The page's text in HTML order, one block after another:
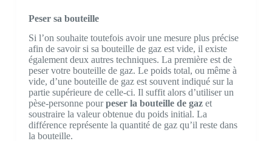
Peser sa bouteille
Si l’on souhaite toutefois avoir une mesure plus précise
afin de savoir si sa bouteille de gaz est vide, il existe
également deux autres techniques. La première est de
peser votre bouteille de gaz. Le poids total, ou même à
vide, d’une bouteille de gaz est souvent indiqué sur la
partie supérieure de celle-ci. Il suffit alors d’utiliser un
pèse-personne pourpeser la bouteille de gazet
soustraire la valeur obtenue du poids initial. La
différence représente la quantité de gaz qu’il reste dans
la bouteille.